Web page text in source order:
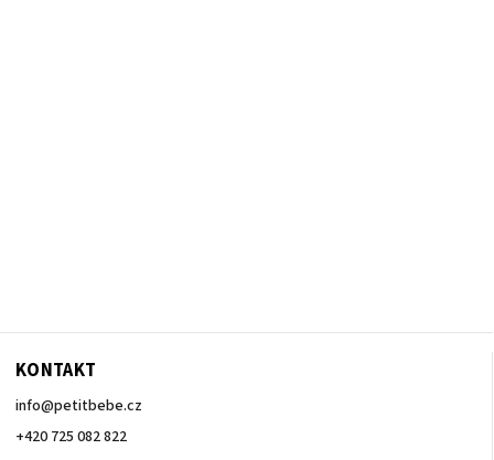
KONTAKT
info@petitbebe.cz
+420 725 082 822